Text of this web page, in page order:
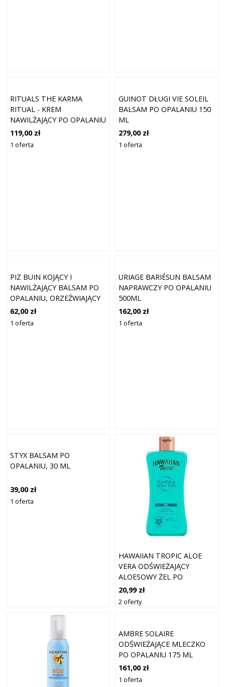
RITUALS THE KARMA
RITUAL - KREM
NAWILŻAJĄCY PO OPALANIU
- 200ML
119,00 zł
1 oferta
GUINOT DŁUGI VIE SOLEIL
BALSAM PO OPALANIU 150
ML
279,00 zł
1 oferta
PIZ BUIN KOJĄCY I
NAWILŻAJĄCY BALSAM PO
OPALANIU, ORZEŹWIAJĄCY
200 ML
62,00 zł
1 oferta
URIAGE BARIÉSUN BALSAM
NAPRAWCZY PO OPALANIU
500ML
162,00 zł
1 oferta
STYX BALSAM PO
OPALANIU, 30 ML
39,00 zł
1 oferta
HAWAIIAN TROPIC ALOE
VERA ODŚWIEŻAJĄCY
ALOESOWY ŻEL PO
OPALANIU 200ML
20,99 zł
2 oferty
AMBRE SOLAIRE
ODŚWIEŻAJĄCE MLECZKO
PO OPALANIU 175 ML
161,00 zł
1 oferta